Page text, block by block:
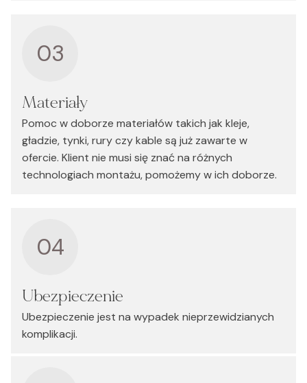
03
Materiały
Pomoc w doborze materiałów takich jak kleje,
gładzie, tynki, rury czy kable są już zawarte w
ofercie. Klient nie musi się znać na różnych
technologiach montażu, pomożemy w ich doborze.
04
Ubezpieczenie
Ubezpieczenie jest na wypadek nieprzewidzianych
komplikacji.